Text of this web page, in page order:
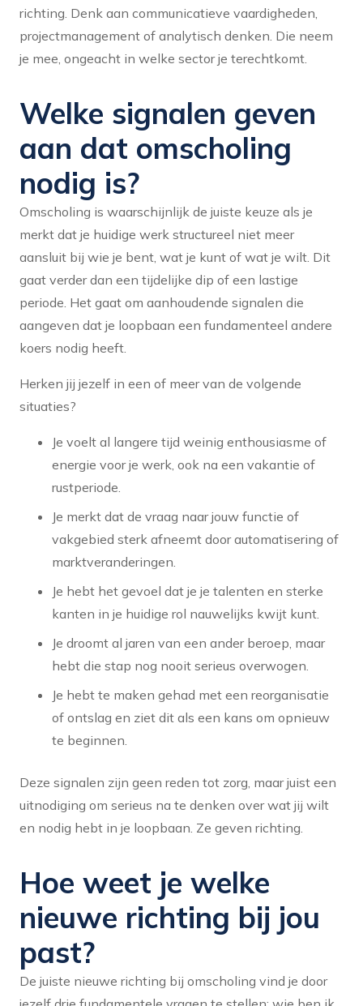
richting. Denk aan communicatieve vaardigheden,
projectmanagement of analytisch denken. Die neem
je mee, ongeacht in welke sector je terechtkomt.
Welke signalen geven
aan dat omscholing
nodig is?
Omscholing is waarschijnlijk de juiste keuze als je
merkt dat je huidige werk structureel niet meer
aansluit bij wie je bent, wat je kunt of wat je wilt. Dit
gaat verder dan een tijdelijke dip of een lastige
periode. Het gaat om aanhoudende signalen die
aangeven dat je loopbaan een fundamenteel andere
koers nodig heeft.
Herken jij jezelf in een of meer van de volgende
situaties?
Je voelt al langere tijd weinig enthousiasme of
energie voor je werk, ook na een vakantie of
rustperiode.
Je merkt dat de vraag naar jouw functie of
vakgebied sterk afneemt door automatisering of
marktveranderingen.
Je hebt het gevoel dat je je talenten en sterke
kanten in je huidige rol nauwelijks kwijt kunt.
Je droomt al jaren van een ander beroep, maar
hebt die stap nog nooit serieus overwogen.
Je hebt te maken gehad met een reorganisatie
of ontslag en ziet dit als een kans om opnieuw
te beginnen.
Deze signalen zijn geen reden tot zorg, maar juist een
uitnodiging om serieus na te denken over wat jij wilt
en nodig hebt in je loopbaan. Ze geven richting.
Hoe weet je welke
nieuwe richting bij jou
past?
De juiste nieuwe richting bij omscholing vind je door